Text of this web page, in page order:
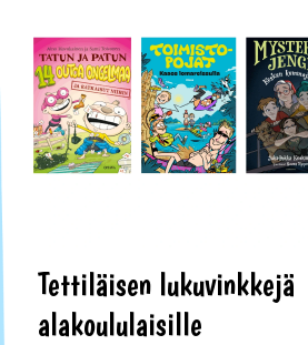
Tettiläisen lukuvinkkejä
alakoululaisille